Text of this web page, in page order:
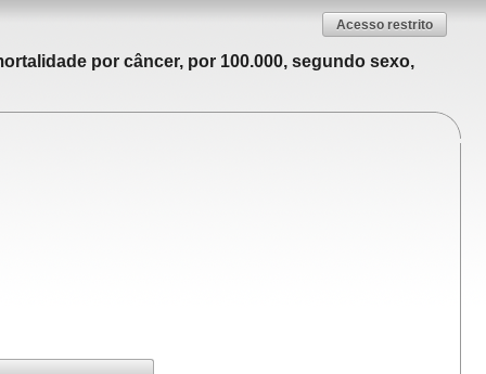
Acesso restrito
por câncer, por 100.000, segundo sexo,